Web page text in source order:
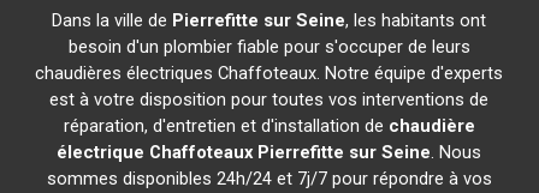
Dans la ville de Pierrefitte sur Seine, les habitants ont
besoin d'un plombier fiable pour s'occuper de leurs
chaudières électriques Chaffoteaux. Notre équipe d'experts
est à votre disposition pour toutes vos interventions de
réparation, d'entretien et d'installation de chaudière
électrique Chaffoteaux Pierrefitte sur Seine. Nous
sommes disponibles 24h/24 et 7j/7 pour répondre à vos